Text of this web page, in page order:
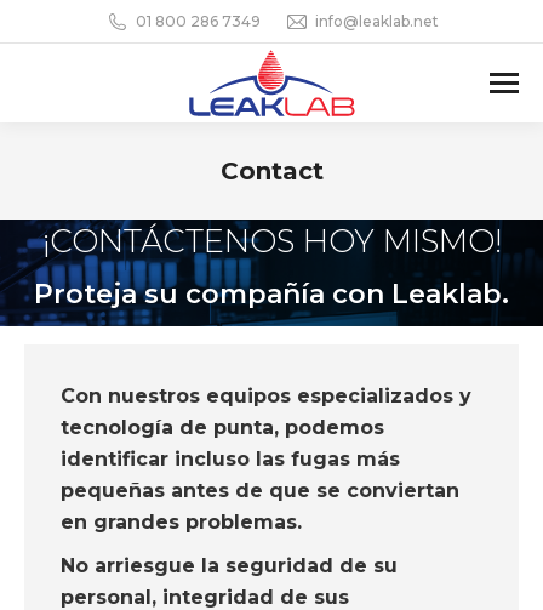
01 800 286 7349 info@leaklab.net
Contact
¡CONTÁCTENOS HOY MISMO!
Proteja su compañía con Leaklab.
Con nuestros equipos especializados y
tecnología de punta, podemos
identificar incluso las fugas más
pequeñas antes de que se conviertan
en grandes problemas.
No arriesgue la seguridad de su
personal, integridad de sus